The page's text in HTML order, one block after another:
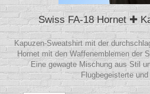
Swiss FA-18 Hornet ✚
Kapuzen-Sweatshirt mit der
Hornet mit den Waffenemblemen der
Eine gewagte Mischung aus Stil
Flugbegeisterte